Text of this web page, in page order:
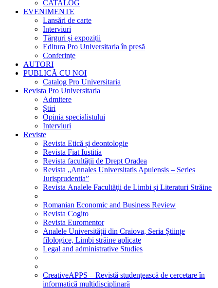
CATALOG
EVENIMENTE
Lansări de carte
Interviuri
Târguri și expoziții
Editura Pro Universitaria în presă
Conferințe
AUTORI
PUBLICĂ CU NOI
Catalog Pro Universitaria
Revista Pro Universitaria
Admitere
Știri
Opinia specialistului
Interviuri
Reviste
Revista Etică și deontologie
Revista Fiat Iustitia
Revista facultății de Drept Oradea
Revista „Annales Universitatis Apulensis – Series
Jurisprudentia”
Revista Analele Facultăţii de Limbi și Literaturi Străine
Romanian Economic and Business Review
Revista Cogito
Revista Euromentor
Analele Universității din Craiova, Seria Științe
filologice, Limbi străine aplicate
Legal and administrative Studies
CreativeAPPS – Revistă studențească de cercetare în
informatică multidisciplinară